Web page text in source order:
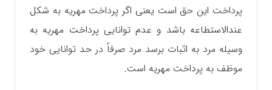
پرداخت این حق است یعنی اگر پرداخت مهریه به شکل
عندالاستطاعه باشد و عدم توانایی پرداخت مهریه به
وسیله مرد به اثبات برسد مرد صرفاً در حد توانایی خود
موظف به پرداخت مهریه است.